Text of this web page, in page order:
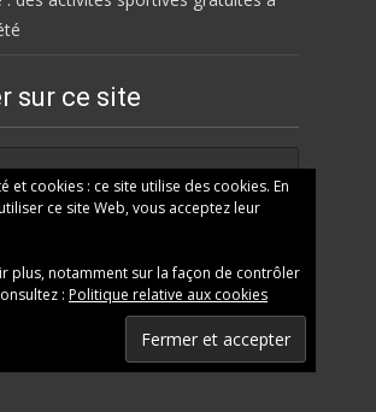
sur ce site
et cookies : ce site utilise des cookies. En
ce site Web, vous acceptez leur
plus, notamment sur la façon de contrôler
: Politique relative aux cookies